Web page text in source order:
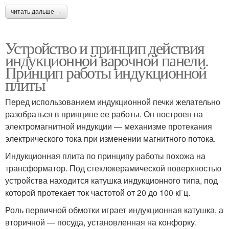
читать дальше →
Устройство и принцип действия
индукционной варочной панели.
Принцип работы индукционной
плиты
Перед использованием индукционной печки желательно
разобраться в принципе ее работы. Он построен на
электромагнитной индукции — механизме протекания
электрического тока при изменении магнитного потока.
Индукционная плита по принципу работы похожа на
трансформатор. Под стеклокерамической поверхностью
устройства находится катушка индукционного типа, под
которой протекает ток частотой от 20 до 100 кГц.
Роль первичной обмотки играет индукционная катушка, а
вторичной — посуда, установленная на конфорку.